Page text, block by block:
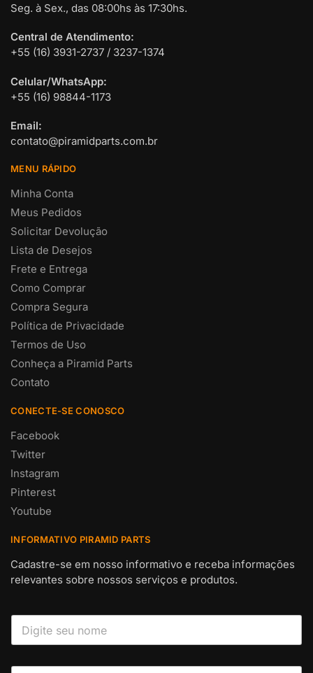
Seg. à Sex., das 08:00hs às 17:30hs.
Central de Atendimento:
+55 (16) 3931-2737 / 3237-1374
Celular/WhatsApp:
+55 (16) 98844-1173
Email:
contato@piramidparts.com.br
MENU RÁPIDO
Minha Conta
Meus Pedidos
Solicitar Devolução
Lista de Desejos
Frete e Entrega
Como Comprar
Compra Segura
Política de Privacidade
Termos de Uso
Conheça a Piramid Parts
Contato
CONECTE-SE CONOSCO
Facebook
Twitter
Instagram
Pinterest
Youtube
INFORMATIVO PIRAMID PARTS
Cadastre-se em nosso informativo e receba informações
relevantes sobre nossos serviços e produtos.